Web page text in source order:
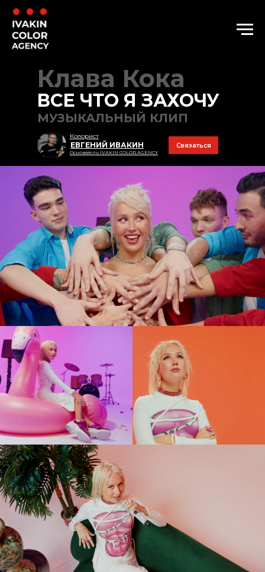
ЕВГЕНИЙ ИВАКИН
Основатель IVAKIN COLOR AGENCY
Связаться
ВСЕ ЧТО Я ЗАХОЧУ
Колорист
МУЗЫКАЛЬНЫЙ КЛИП
Клава Кока